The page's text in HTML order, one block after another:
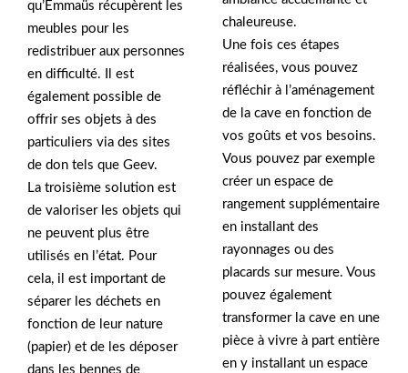
qu’Emmaüs récupèrent les
meubles pour les
redistribuer aux personnes
en difficulté. Il est
également possible de
offrir ses objets à des
particuliers via des sites
de don tels que Geev.
La troisième solution est
de valoriser les objets qui
ne peuvent plus être
utilisés en l’état. Pour
cela, il est important de
séparer les déchets en
fonction de leur nature
(papier) et de les déposer
dans les bennes de
chaleureuse.
Une fois ces étapes
réalisées, vous pouvez
réfléchir à l’aménagement
de la cave en fonction de
vos goûts et vos besoins.
Vous pouvez par exemple
créer un espace de
rangement supplémentaire
en installant des
rayonnages ou des
placards sur mesure. Vous
pouvez également
transformer la cave en une
pièce à vivre à part entière
en y installant un espace